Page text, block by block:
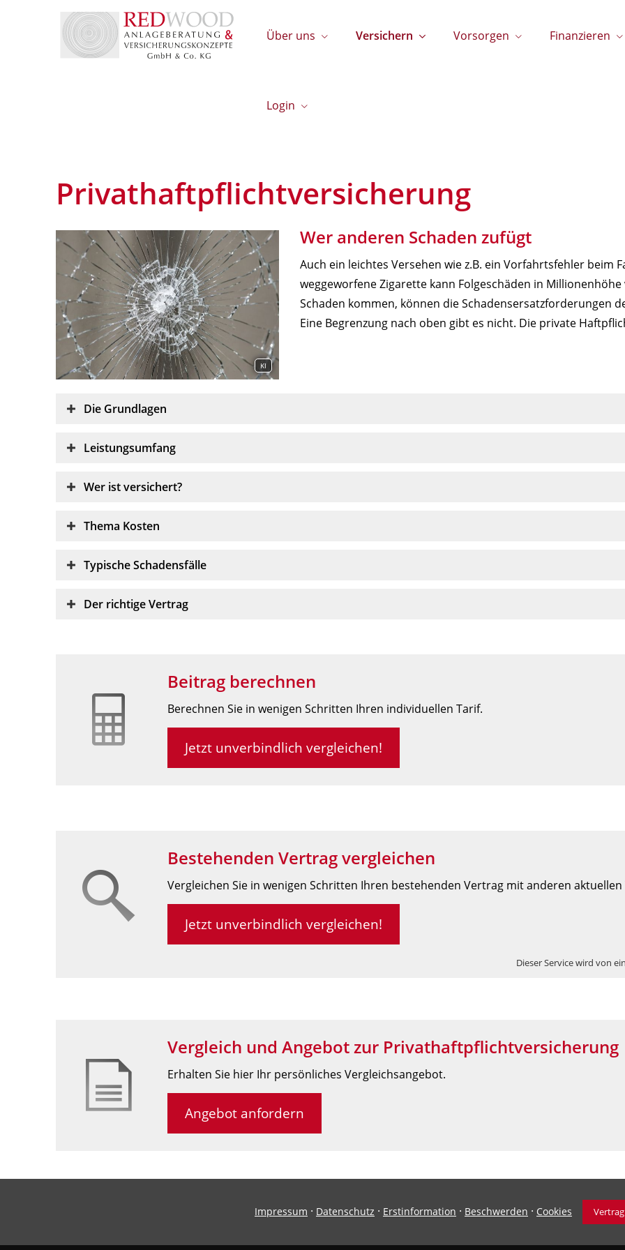
Über uns Versichern Vorsorgen Finanzieren
Login
Privathaftpflichtversicherung
KI
Wer anderen Schaden zufügt
Auch ein leichtes Versehen wie z.B. ein Vorfahrtsfehler beim
weggeworfene Zigarette kann Folgeschäden in
Schaden kommen, können die Schadensersatzforderungen
Eine Begrenzung nach oben gibt es nicht. Die private
Die Grundlagen
Leistungsumfang
Wer ist versichert?
Thema Kosten
Typische Schadensfälle
Der richtige Vertrag
Beitrag berechnen
Berechnen Sie in wenigen Schritten Ihren individuellen Tarif.
Jetzt unverbindlich vergleichen!
Bestehenden Vertrag vergleichen
Vergleichen Sie in wenigen Schritten Ihren bestehenden Vertrag mit anderen aktuellen
Jetzt unverbindlich vergleichen!
Dieser Service wird von
Vergleich und Angebot zur Privathaftpflichtversicherung
Erhalten Sie hier Ihr persönliches Vergleichsangebot.
Angebot anfordern
Impressum · Datenschutz · Erstinformation · Beschwerden · Cookies